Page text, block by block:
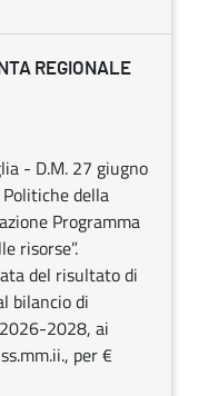
REGIONALE
- D.M. 27 giugno
della
Programma
risorse”.
del risultato di
bilancio di
2028, ai
per €